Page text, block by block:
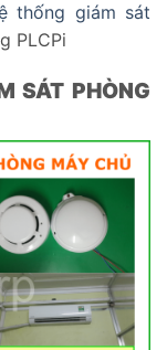
thống giám sát
PLCPi
SÁT PHÒNG